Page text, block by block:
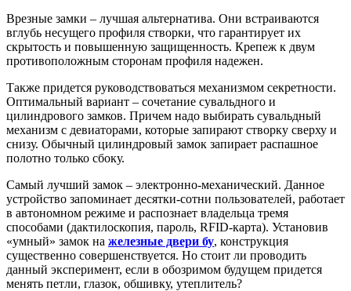
Врезные замки – лучшая альтернатива. Они встраиваются
вглубь несущего профиля створки, что гарантирует их
скрытость и повышенную защищенность. Крепеж к двум
противоположным сторонам профиля надежен.
Также придется руководствоваться механизмом секретности.
Оптимальный вариант – сочетание сувальдного и
цилиндрового замков. Причем надо выбирать сувальдный
механизм с девиаторами, которые запирают створку сверху и
снизу. Обычный цилиндровый замок запирает распашное
полотно только сбоку.
Самый лучший замок – электронно-механический. Данное
устройство запоминает десятки-сотни пользователей, работает
в автономном режиме и распознает владельца тремя
способами (дактилоскопия, пароль, RFID-карта). Установив
«умный» замок на железные двери бу, конструкция
существенно совершенствуется. Но стоит ли проводить
данный эксперимент, если в обозримом будущем придется
менять петли, глазок, обшивку, утеплитель?